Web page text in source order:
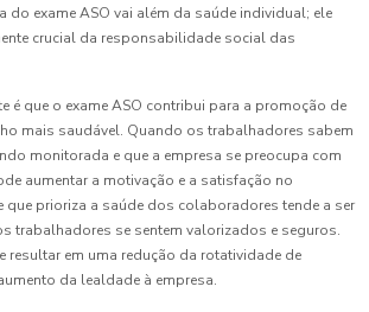
do exame ASO vai além da saúde individual; ele
crucial da responsabilidade social das
é que o exame ASO contribui para a promoção de
mais saudável. Quando os trabalhadores sabem
monitorada e que a empresa se preocupa com
aumentar a motivação e a satisfação no
que prioriza a saúde dos colaboradores tende a ser
trabalhadores se sentem valorizados e seguros.
resultar em uma redução da rotatividade de
da lealdade à empresa.